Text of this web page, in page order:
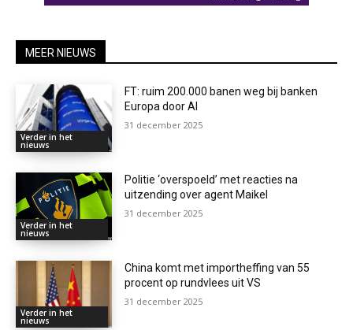
MEER NIEUWS
Verder in het
nieuws
FT: ruim 200.000 banen weg bij banken
Europa door AI
31 december 2025
Verder in het
nieuws
Politie ‘overspoeld’ met reacties na
uitzending over agent Maikel
31 december 2025
Verder in het
nieuws
China komt met importheffing van 55
procent op rundvlees uit VS
31 december 2025